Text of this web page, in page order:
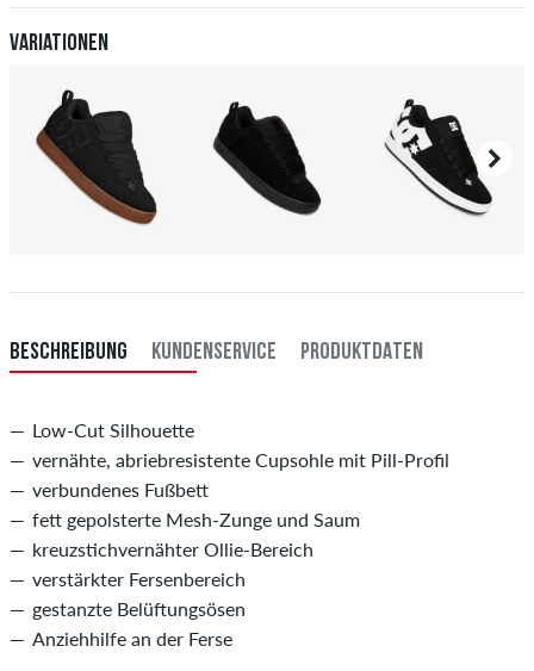
deiner Überweisung an dich versendet. Weitere Infos zuVersand&
Zahlung .
Variationen
BESCHREIBUNG KUNDENSERVICE PRODUKTDATEN
Low-Cut Silhouette
vernähte, abriebresistente Cupsohle mit Pill-Profil
verbundenes Fußbett
fett gepolsterte Mesh-Zunge und Saum
kreuzstichvernähter Ollie-Bereich
verstärkter Fersenbereich
gestanzte Belüftungsösen
Anziehhilfe an der Ferse